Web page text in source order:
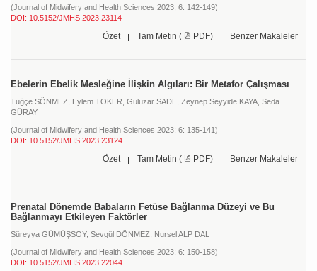
(Journal of Midwifery and Health Sciences 2023; 6: 142-149)
DOI: 10.5152/JMHS.2023.23114
Özet Tam Metin ( PDF) Benzer Makaleler
Ebelerin Ebelik Mesleğine İlişkin Algıları: Bir Metafor Çalışması
Tuğçe SÖNMEZ, Eylem TOKER, Gülüzar SADE, Zeynep Seyyide KAYA, Seda
GÜRAY
(Journal of Midwifery and Health Sciences 2023; 6: 135-141)
DOI: 10.5152/JMHS.2023.23124
Özet Tam Metin ( PDF) Benzer Makaleler
Prenatal Dönemde Babaların Fetüse Bağlanma Düzeyi ve Bu
Bağlanmayı Etkileyen Faktörler
Süreyya GÜMÜŞSOY, Sevgül DÖNMEZ, Nursel ALP DAL
(Journal of Midwifery and Health Sciences 2023; 6: 150-158)
DOI: 10.5152/JMHS.2023.22044